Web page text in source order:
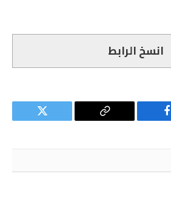
انسخ الرابط
فيسبوك
Copy
تويتر